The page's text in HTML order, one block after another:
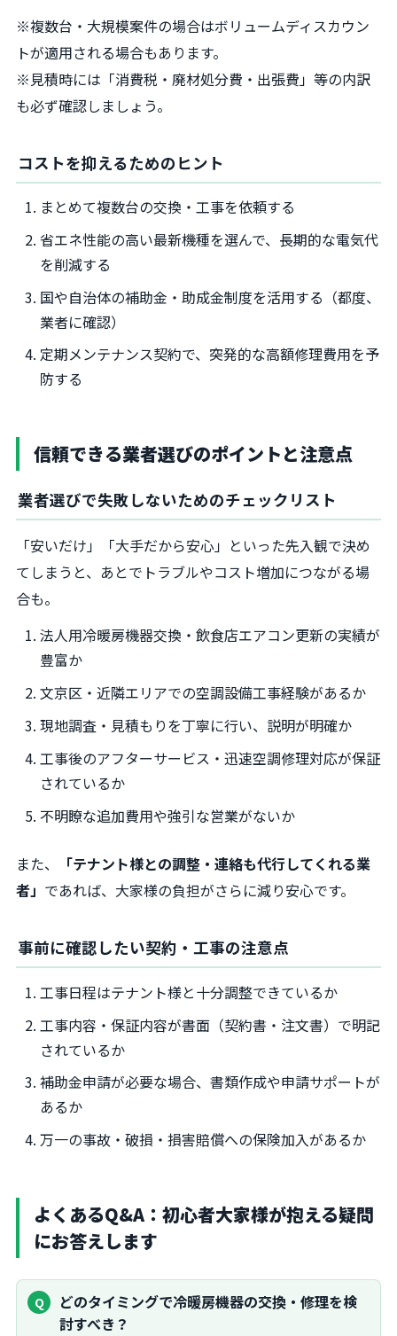
※複数台・大規模案件の場合はボリュームディスカウン
トが適用される場合もあります。
※見積時には「消費税・廃材処分費・出張費」等の内訳
も必ず確認しましょう。
コストを抑えるためのヒント
まとめて複数台の交換・工事を依頼する
省エネ性能の高い最新機種を選んで、長期的な電気代
を削減する
国や自治体の補助金・助成金制度を活用する（都度、
業者に確認）
定期メンテナンス契約で、突発的な高額修理費用を予
防する
信頼できる業者選びのポイントと注意点
業者選びで失敗しないためのチェックリスト
「安いだけ」「大手だから安心」といった先入観で決め
てしまうと、あとでトラブルやコスト増加につながる場
合も。
法人用冷暖房機器交換・飲食店エアコン更新の実績が
豊富か
文京区・近隣エリアでの空調設備工事経験があるか
現地調査・見積もりを丁寧に行い、説明が明確か
工事後のアフターサービス・迅速空調修理対応が保証
されているか
不明瞭な追加費用や強引な営業がないか
また、
「テナント様との調整・連絡も代行してくれる業
者」 であれば、大家様の負担がさらに減り安心です。
事前に確認したい契約・工事の注意点
工事日程はテナント様と十分調整できているか
工事内容・保証内容が書面（契約書・注文書）で明記
されているか
補助金申請が必要な場合、書類作成や申請サポートが
あるか
万一の事故・破損・損害賠償への保険加入があるか
よくあるQ&A：初心者大家様が抱える疑問
にお答えします
どのタイミングで冷暖房機器の交換・修理を検
討すべき？